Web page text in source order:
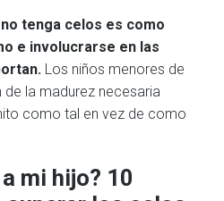
tenga celos es como
e involucrarse en las
Los niños menores de
de la madurez necesaria
como tal en vez de como
mi hijo? 10